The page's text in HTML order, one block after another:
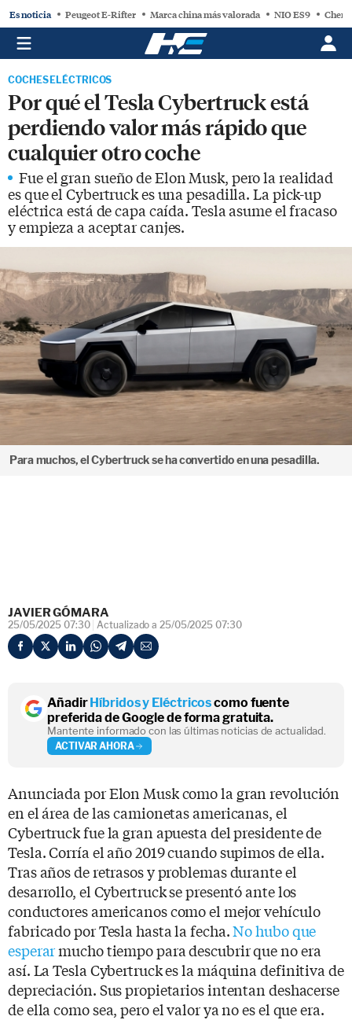
Es noticia Peugeot E-Rifter Marca china más valorada NIO ES9 Chery
COCHES ELÉCTRICOS
Por qué el Tesla Cybertruck está
perdiendo valor más rápido que
cualquier otro coche
Fue el gran sueño de Elon Musk, pero la realidad
es que el Cybertruck es una pesadilla. La pick-up
eléctrica está de capa caída. Tesla asume el fracaso
y empieza a aceptar canjes.
Para muchos, el Cybertruck se ha convertido en una pesadilla.
JAVIER GÓMARA
25/05/2025 07:30 Actualizado a 25/05/2025 07:30
AñadirHíbridos y Eléctricoscomo fuente
preferida de Google de forma gratuita.
Mantente informado con las últimas noticias de actualidad.
ACTIVAR AHORA
Anunciada por Elon Musk como la gran revolución
en el área de las camionetas americanas, el
Cybertruck fue la gran apuesta del presidente de
Tesla. Corría el año 2019 cuando supimos de ella.
Tras años de retrasos y problemas durante el
desarrollo, el Cybertruck se presentó ante los
conductores americanos como el mejor vehículo
fabricado por Tesla hasta la fecha.No hubo que
esperarmucho tiempo para descubrir que no era
así. La Tesla Cybertruck es la máquina definitiva de
depreciación. Sus propietarios intentan deshacerse
de ella como sea, pero el valor ya no es el que era.